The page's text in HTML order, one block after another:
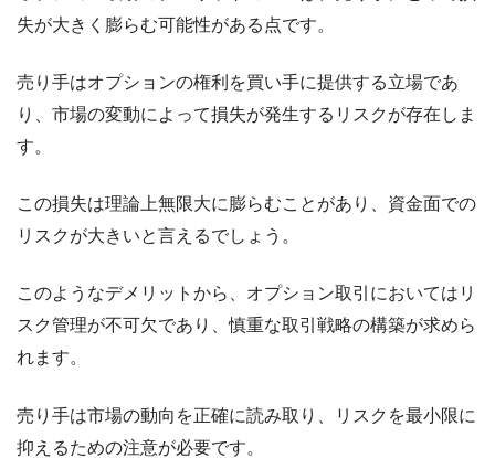
失が大きく膨らむ可能性がある点です。
売り手はオプションの権利を買い手に提供する立場であ
り、市場の変動によって損失が発生するリスクが存在しま
す。
この損失は理論上無限大に膨らむことがあり、資金面での
リスクが大きいと言えるでしょう。
このようなデメリットから、オプション取引においてはリ
スク管理が不可欠であり、慎重な取引戦略の構築が求めら
れます。
売り手は市場の動向を正確に読み取り、リスクを最小限に
抑えるための注意が必要です。